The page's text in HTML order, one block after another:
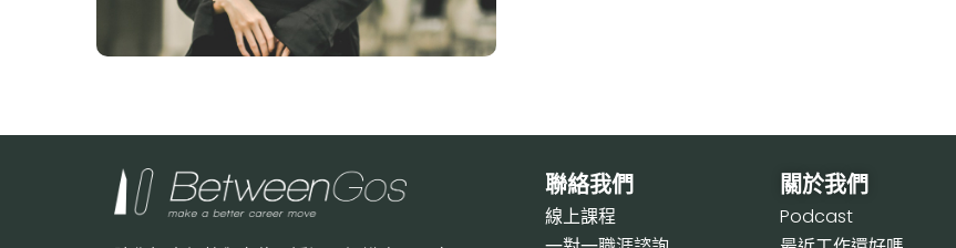
聯絡我們
線上課程
關於我們
Podcast